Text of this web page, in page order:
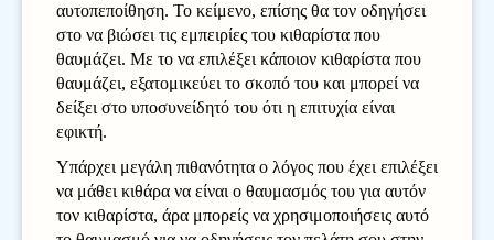
αυτοπεποίθηση. Το κείμενο, επίσης θα τον οδηγήσει
στο να βιώσει τις εμπειρίες του κιθαρίστα που
θαυμάζει. Με το να επιλέξει κάποιον κιθαρίστα που
θαυμάζει, εξατομικεύει το σκοπό του και μπορεί να
δείξει στο υποσυνείδητό του ότι η επιτυχία είναι
εφικτή.
Υπάρχει μεγάλη πιθανότητα ο λόγος που έχει επιλέξει
να μάθει κιθάρα να είναι ο θαυμασμός του για αυτόν
τον κιθαρίστα, άρα μπορείς να χρησιμοποιήσεις αυτό